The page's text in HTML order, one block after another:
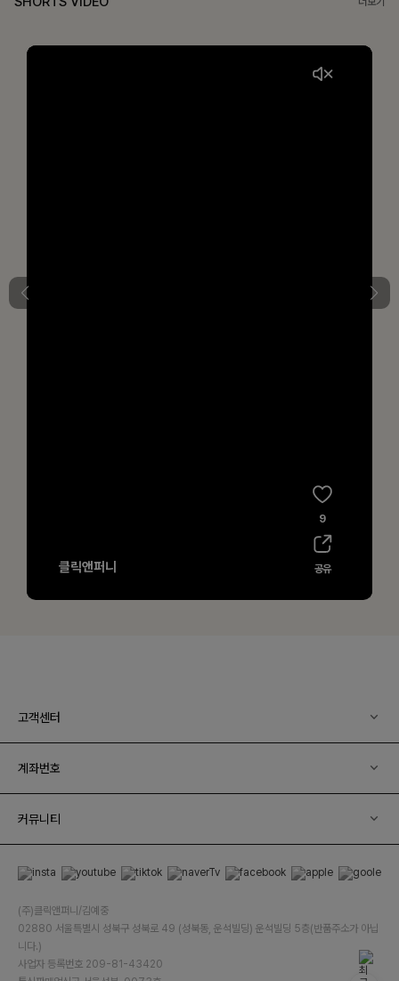
고객센터
계좌번호
커뮤니티
(주)클릭앤퍼니/김예중
02880 서울특별시 성북구 성북로 49 (성북동, 운석빌딩) 운석빌딩 5층(반품주소가 아닙
니다.)
사업자 등록번호 209-81-43420